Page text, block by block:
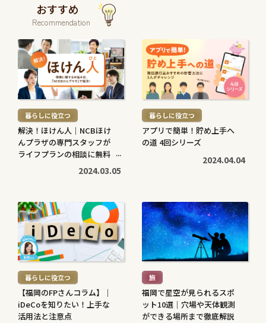
おすすめ
Recommendation
続
き
を
読
む
> 暮らしに役立つ
解決！ほけん人｜NCBほけ
んプラザの専門スタッフが
ライフプランの相談に無料
2024.03.05
続
き
を
読
む
> 暮らしに役立つ
アプリで簡単！貯め上手へ
の道 4回シリーズ
2024.04.04
続
き
を
読
む
> 暮らしに役立つ
【福岡のFPさんコラム】｜
iDeCoを知りたい！上手な
活用法と注意点
続
き
を
読
む
> 旅
福岡で星空が見られるスポ
ット10選｜穴場や天体観測
ができる場所まで徹底解説